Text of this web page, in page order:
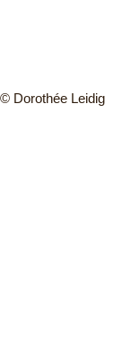
© Dorothée Leidig